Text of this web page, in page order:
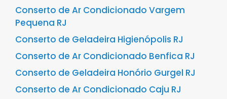
Conserto de Ar Condicionado Vargem
Pequena RJ
Conserto de Geladeira Higienópolis RJ
Conserto de Ar Condicionado Benfica RJ
Conserto de Geladeira Honório Gurgel RJ
Conserto de Ar Condicionado Caju RJ